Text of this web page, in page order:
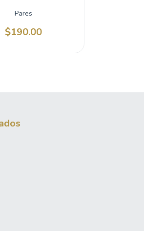
Pares
$190.00